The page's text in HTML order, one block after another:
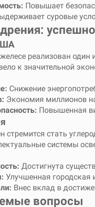
Повышает
суровые
реализован один
к значительной
Снижение
Экономия миллионов
Повышенная
стремится стать
системы
Достигнута
Улучшенная городская
Внес вклад в
вопросы